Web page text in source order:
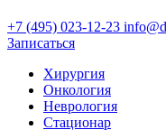
+7 (495) 023-12-23
Записаться
Хирургия
Онкология
Неврология
Стационар